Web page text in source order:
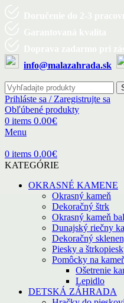
info@malazahrada.sk
Prihláste sa / Zaregistrujte sa
Obľúbené produkty
0 items 0.00€
Menu
0 items 0.00€
KATEGÓRIE
OKRASNÉ KAMENE
Okrasný kameň
Dekoračný štrk
Okrasný kameň
Dunajský riečny
Dekoračný
Piesky a
Pomôcky na
Ošetrenie
Lepidlo
DETSKÁ ZÁHRADA